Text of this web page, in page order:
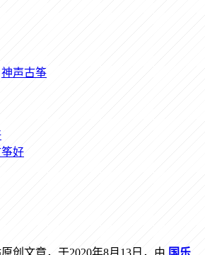
神声古筝
好
创文章，于2020年8月13日，由 国乐